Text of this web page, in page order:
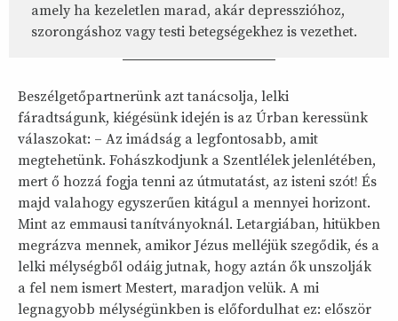
amely ha kezeletlen marad, akár depresszióhoz,
szorongáshoz vagy testi betegségekhez is vezethet.
Beszélgetőpartnerünk azt tanácsolja, lelki
fáradtságunk, kiégésünk idején is az Úrban keressünk
válaszokat: – Az imádság a legfontosabb, amit
megtehetünk. Fohászkodjunk a Szentlélek jelenlétében,
mert ő hozzá fogja tenni az útmutatást, az isteni szót! És
majd valahogy egyszerűen kitágul a mennyei horizont.
Mint az emmausi tanítványoknál. Letargiában, hitükben
megrázva mennek, amikor Jézus melléjük szegődik, és a
lelki mélységből odáig jutnak, hogy aztán ők unszolják
a fel nem ismert Mestert, maradjon velük. A mi
legnagyobb mélységünkben is előfordulhat ez: először